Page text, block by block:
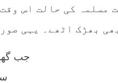
مسلمہ کی حالت اس
جب